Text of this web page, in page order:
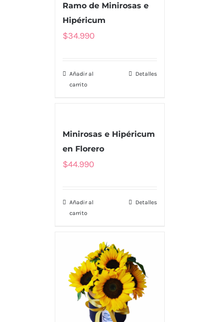
Ramo de Minirosas e
Hipéricum
$34.990
Añadir al
carrito
Detalles
Minirosas e Hipéricum
en Florero
$44.990
Añadir al
carrito
Detalles